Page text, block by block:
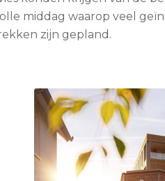
middag waarop veel
zijn gepland.